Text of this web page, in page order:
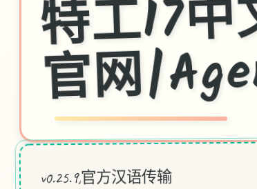
工
网
v0.25.9,官方汉语传输